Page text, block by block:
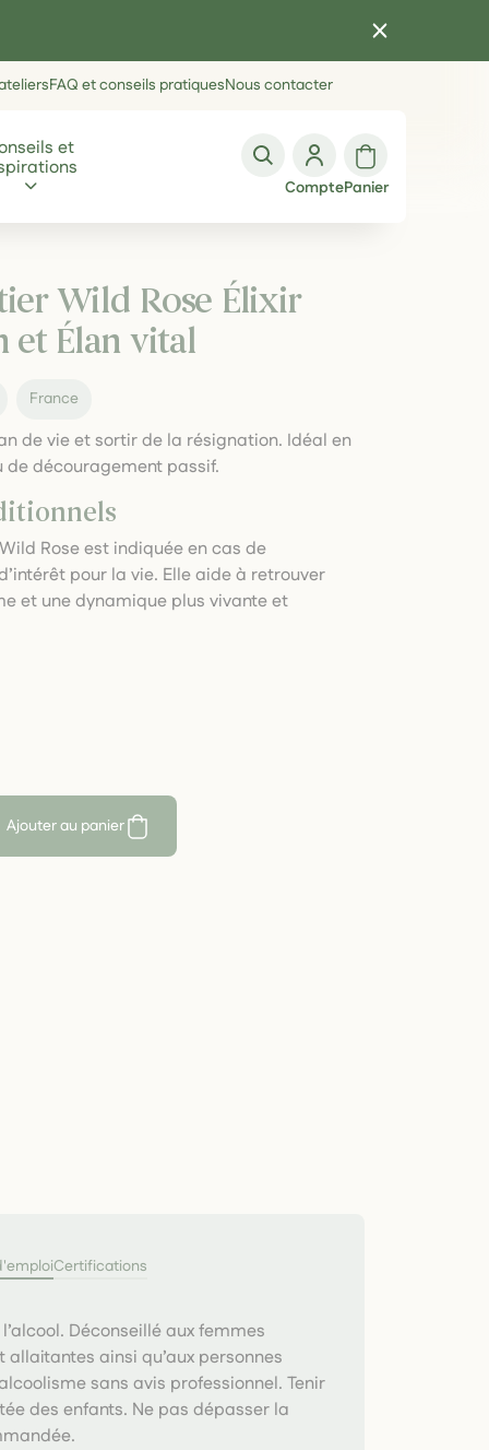
FAQ et conseils pratiquesNous contacter
et
ComptePanier
Wild Rose Élixir
et Élan vital
France
de vie et sortir de la résignation. Idéal en
de découragement passif.
Rose est indiquée en cas de
pour la vie. Elle aide à retrouver
et une dynamique plus vivante et
Ajouter au panier
Certifications
Déconseillé aux femmes
allaitantes ainsi qu’aux personnes
sans avis professionnel. Tenir
des enfants. Ne pas dépasser la